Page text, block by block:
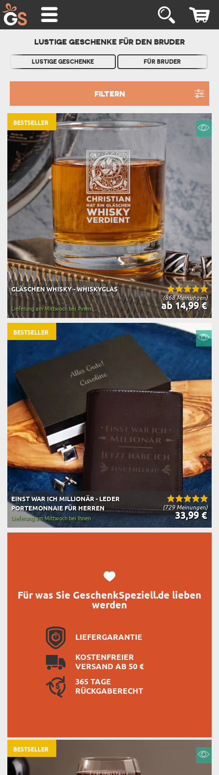
LUSTIGE GESCHENKE FÜR DEN BRUDER
LUSTIGE GESCHENKE FÜR BRUDER
FILTERN
(868 Meinungen)
GLÄSCHEN WHISKY - WHISKYGLAS
ab 14,99 €
Lieferung am Mittwoch bei Ihnen
BESTSELLER
(729 Meinungen)
EINST WAR ICH MILLIONÄR - LEDER
PORTEMONNAIE FÜR HERREN
33,99 €
Lieferung am Mittwoch bei Ihnen
BESTSELLER
Für was Sie GeschenkSpeziell.de lieben
werden
LIEFERGARANTIE
KOSTENFREIER
VERSAND AB 50 €
365 TAGE
RÜCKGABERECHT
BESTSELLER